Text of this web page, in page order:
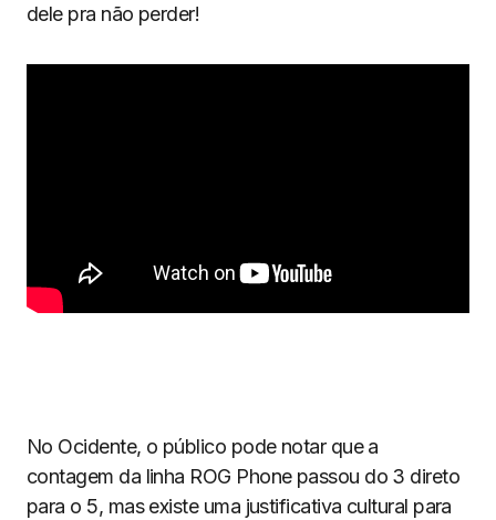
dele pra não perder!
No Ocidente, o público pode notar que a
contagem da linha ROG Phone passou do 3 direto
para o 5, mas existe uma justificativa cultural para